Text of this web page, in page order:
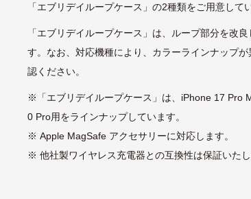
「エブリデイループケース」の2種類をご用意して
「エブリデイループケース」は、ループ部分を改
す。なお、対応機種により、カラーラインナップ
認ください。
※「エブリデイループケース」は、iPhone 17 Pro
0 Pro用をラインナップしています。
※ Apple MagSafe アクセサリーに対応します。
※ 他社製ワイヤレス充電器との互換性は保証いた